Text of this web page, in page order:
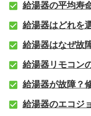
給湯器の平均寿
給湯器はどれを
給湯器はなぜ故
給湯器リモコン
給湯器が故障？
給湯器のエコジ